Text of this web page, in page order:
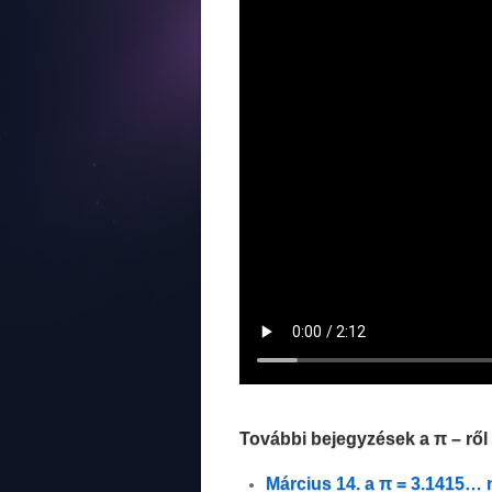
További bejegyzések a π – ről
Március 14. a π = 3.1415…